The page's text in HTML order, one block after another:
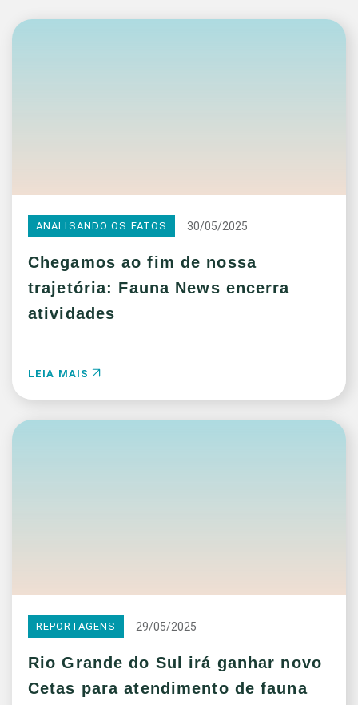
ANALISANDO OS FATOS 30/05/2025
Chegamos ao fim de nossa
trajetória: Fauna News encerra
atividades
LEIA MAIS
REPORTAGENS 29/05/2025
Rio Grande do Sul irá ganhar novo
Cetas para atendimento de fauna